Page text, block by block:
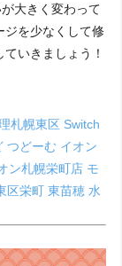
大きく変わって
ジを少なくして修
いきましょう！
札幌東区 Switch
つどーむ イオン
ン札幌栄町店 モ
区栄町東苗穂 水